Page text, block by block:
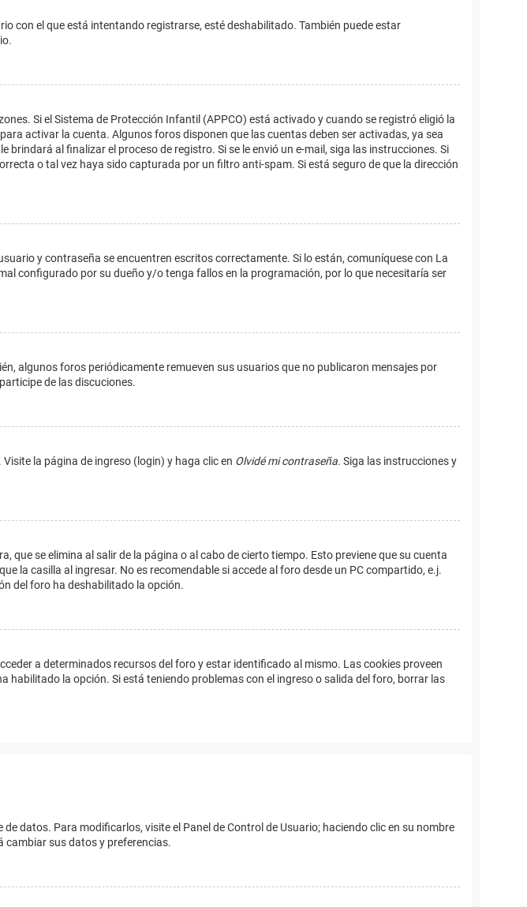
con el que está intentando registrarse, esté deshabilitado. También puede estar
Si el Sistema de Protección Infantil (APPCO) está activado y cuando se registró eligió la
activar la cuenta. Algunos foros disponen que las cuentas deben ser activadas, ya sea
al finalizar el proceso de registro. Si se le envió un e-mail, siga las instrucciones. Si
o tal vez haya sido capturada por un filtro anti-spam. Si está seguro de que la dirección
y contraseña se encuentren escritos correctamente. Si lo están, comuníquese con La
configurado por su dueño y/o tenga fallos en la programación, por lo que necesitaría ser
algunos foros periódicamente remueven sus usuarios que no publicaron mensajes por
de las discuciones.
la página de ingreso (login) y haga clic en Olvidé mi contraseña. Siga las instrucciones y
que se elimina al salir de la página o al cabo de cierto tiempo. Esto previene que su cuenta
la casilla al ingresar. No es recomendable si accede al foro desde un PC compartido, e.j.
del foro ha deshabilitado la opción.
a determinados recursos del foro y estar identificado al mismo. Las cookies proveen
la opción. Si está teniendo problemas con el ingreso o salida del foro, borrar las
datos. Para modificarlos, visite el Panel de Control de Usuario; haciendo clic en su nombre
cambiar sus datos y preferencias.